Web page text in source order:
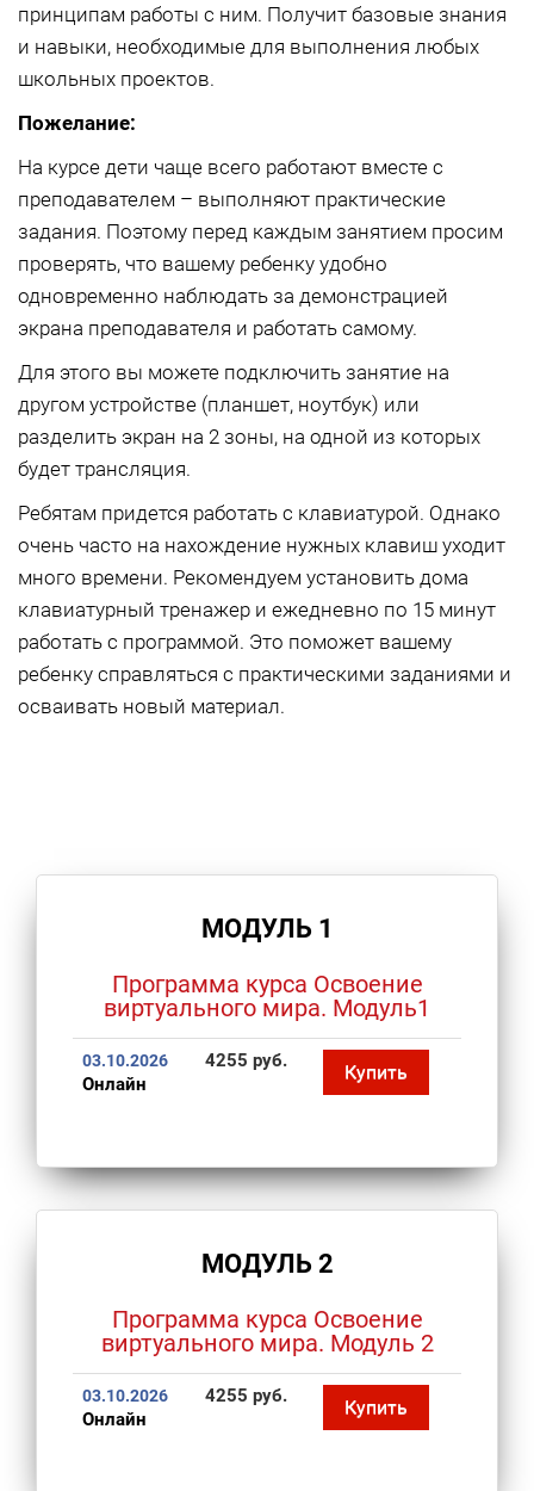
принципам работы с ним. Получит базовые знания
и навыки, необходимые для выполнения любых
школьных проектов.
Пожелание:
На курсе дети чаще всего работают вместе с
преподавателем – выполняют практические
задания. Поэтому перед каждым занятием просим
проверять, что вашему ребенку удобно
одновременно наблюдать за демонстрацией
экрана преподавателя и работать самому.
Для этого вы можете подключить занятие на
другом устройстве (планшет, ноутбук) или
разделить экран на 2 зоны, на одной из которых
будет трансляция.
Ребятам придется работать с клавиатурой. Однако
очень часто на нахождение нужных клавиш уходит
много времени. Рекомендуем установить дома
клавиатурный тренажер и ежедневно по 15 минут
работать с программой. Это поможет вашему
ребенку справляться с практическими заданиями и
осваивать новый материал.
МОДУЛЬ 1
Программа курса Освоение
виртуального мира. Модуль1
03.10.2026
Онлайн
4255 руб. Купить
МОДУЛЬ 2
Программа курса Освоение
виртуального мира. Модуль 2
03.10.2026
Онлайн
4255 руб. Купить